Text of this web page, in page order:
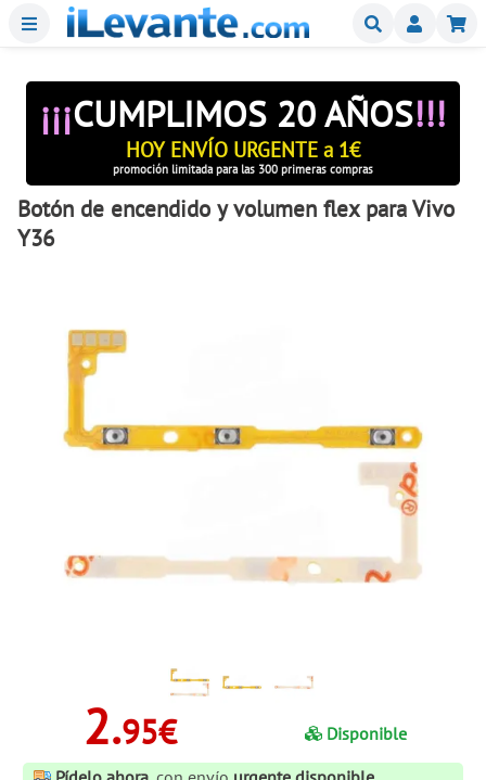
Menu Buscar
¡¡¡CUMPLIMOS 20 AÑOS!!!
HOY ENVÍO URGENTE a 1€
promoción limitada para las 300 primeras compras
Botón de encendido y volumen flex para Vivo
Y36
2.95€
Disponible